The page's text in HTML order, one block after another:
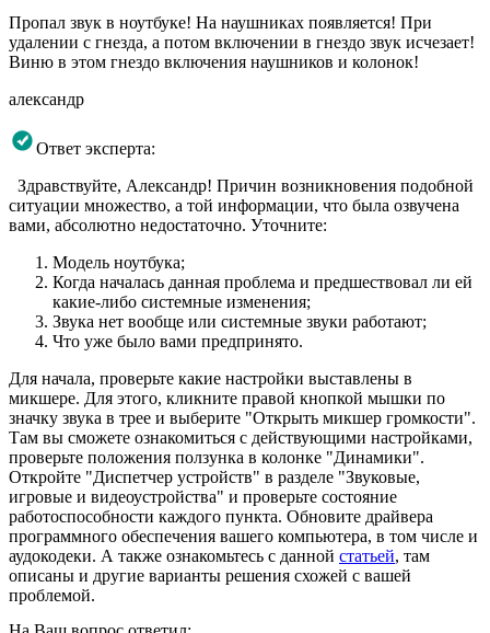
Пропал звук в ноутбуке! На наушниках появляется! При
удалении с гнезда, а потом включении в гнездо звук исчезает!
Виню в этом гнездо включения наушников и колонок!
александр
Ответ эксперта:
Здравствуйте, Александр! Причин возникновения подобной
ситуации множество, а той информации, что была озвучена
вами, абсолютно недостаточно. Уточните:
Модель ноутбука;
Когда началась данная проблема и предшествовал ли ей
какие-либо системные изменения;
Звука нет вообще или системные звуки работают;
Что уже было вами предпринято.
Для начала, проверьте какие настройки выставлены в
микшере. Для этого, кликните правой кнопкой мышки по
значку звука в трее и выберите "Открыть микшер громкости".
Там вы сможете ознакомиться с действующими настройками,
проверьте положения ползунка в колонке "Динамики".
Откройте "Диспетчер устройств" в разделе "Звуковые,
игровые и видеоустройства" и проверьте состояние
работоспособности каждого пункта. Обновите драйвера
программного обеспечения вашего компьютера, в том числе и
аудокодеки. А также ознакомьтесь с данной статьей, там
описаны и другие варианты решения схожей с вашей
проблемой.